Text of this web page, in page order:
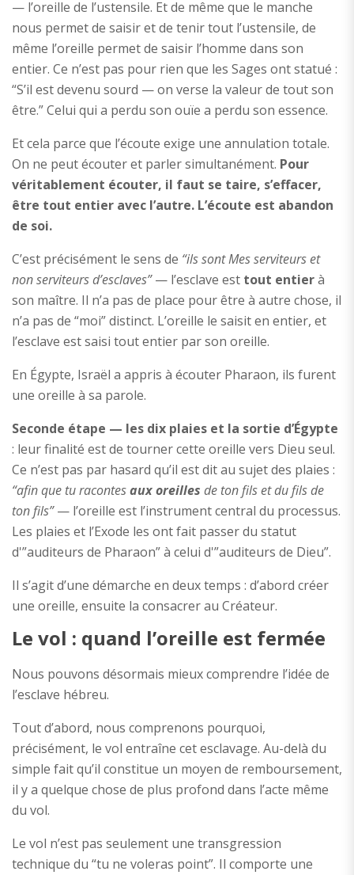
— l’oreille de l’ustensile. Et de même que le manche
nous permet de saisir et de tenir tout l’ustensile, de
même l’oreille permet de saisir l’homme dans son
entier. Ce n’est pas pour rien que les Sages ont statué :
“S’il est devenu sourd — on verse la valeur de tout son
être.” Celui qui a perdu son ouïe a perdu son essence.
Et cela parce que l’écoute exige une annulation totale.
On ne peut écouter et parler simultanément. Pour
véritablement écouter, il faut se taire, s’effacer,
être tout entier avec l’autre. L’écoute est abandon
de soi.
C’est précisément le sens de “ils sont Mes serviteurs et
non serviteurs d’esclaves”— l’esclave est tout entierà
son maître. Il n’a pas de place pour être à autre chose, il
n’a pas de “moi” distinct. L’oreille le saisit en entier, et
l’esclave est saisi tout entier par son oreille.
En Égypte, Israël a appris à écouter Pharaon, ils furent
une oreille à sa parole.
Seconde étape — les dix plaies et la sortie d’Égypte
: leur finalité est de tourner cette oreille vers Dieu seul.
Ce n’est pas par hasard qu’il est dit au sujet des plaies :
“afin que tu racontesaux oreilles de ton fils et du fils de
ton fils”— l’oreille est l’instrument central du processus.
Les plaies et l’Exode les ont fait passer du statut
d'”auditeurs de Pharaon” à celui d'”auditeurs de Dieu”.
Il s’agit d’une démarche en deux temps : d’abord créer
une oreille, ensuite la consacrer au Créateur.
Le vol : quand l’oreille est fermée
Nous pouvons désormais mieux comprendre l’idée de
l’esclave hébreu.
Tout d’abord, nous comprenons pourquoi,
précisément, le vol entraîne cet esclavage. Au-delà du
simple fait qu’il constitue un moyen de remboursement,
il y a quelque chose de plus profond dans l’acte même
du vol.
Le vol n’est pas seulement une transgression
technique du “tu ne voleras point”. Il comporte une